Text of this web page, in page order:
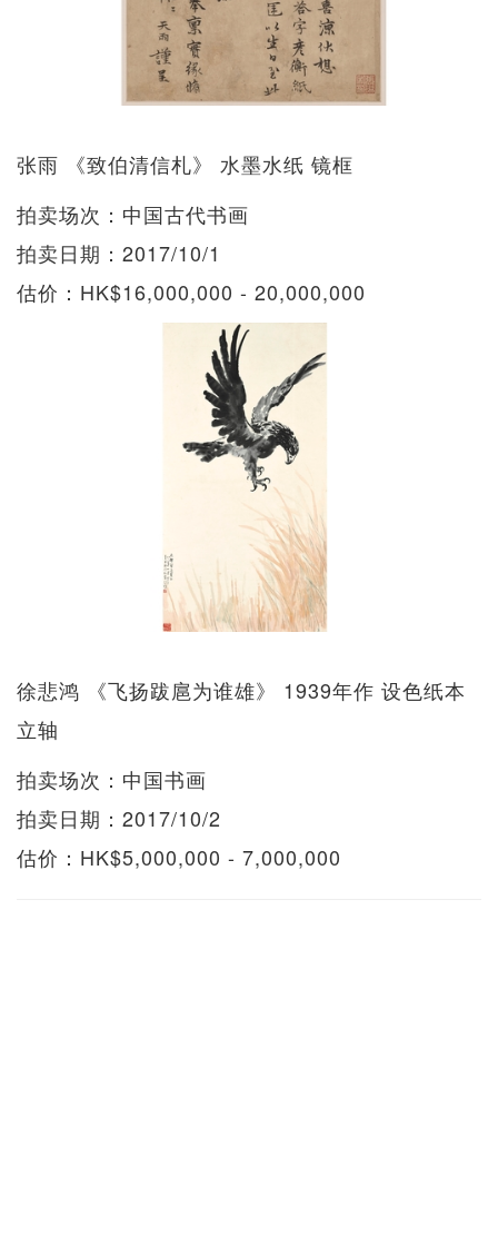
张雨 《致伯清信札》 水墨水纸 镜框
拍卖场次：中国古代书画
拍卖日期：2017/10/1
估价：HK$16,000,000 - 20,000,000
徐悲鸿 《飞扬跋扈为谁雄》 1939年作 设色纸本
立轴
拍卖场次：中国书画
拍卖日期：2017/10/2
估价：HK$5,000,000 - 7,000,000